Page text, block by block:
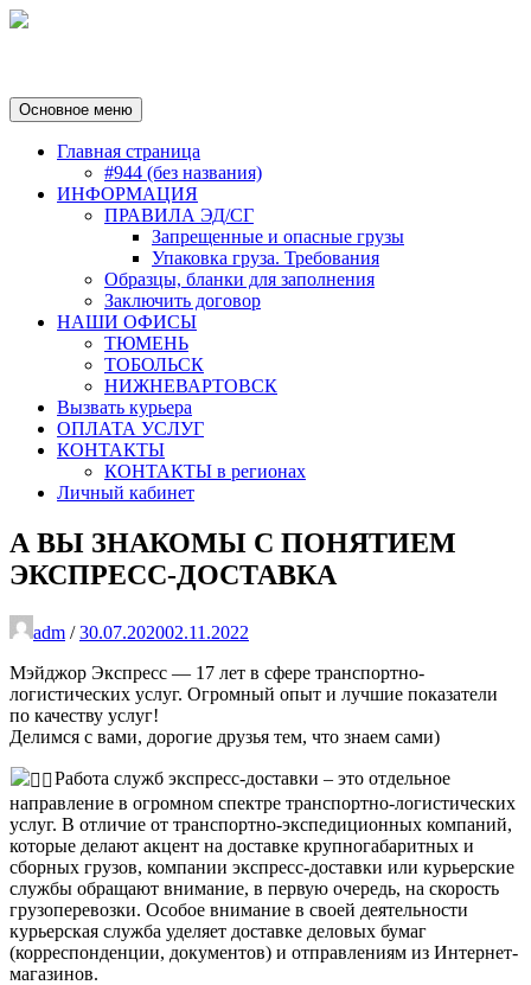
Основное меню
Главная страница
#944 (без названия)
ИНФОРМАЦИЯ
ПРАВИЛА ЭД/СГ
Запрещенные и опасные грузы
Упаковка груза. Требования
Образцы, бланки для заполнения
Заключить договор
НАШИ ОФИСЫ
ТЮМЕНЬ
ТОБОЛЬСК
НИЖНЕВАРТОВСК
Вызвать курьера
ОПЛАТА УСЛУГ
КОНТАКТЫ
КОНТАКТЫ в регионах
Личный кабинет
А ВЫ ЗНАКОМЫ С ПОНЯТИЕМ
ЭКСПРЕСС-ДОСТАВКА
adm / 30.07.202002.11.2022
Мэйджор Экспресс — 17 лет в сфере транспортно-
логистических услуг. Огромный опыт и лучшие показатели
по качеству услуг!
Делимся с вами, дорогие друзья тем, что знаем сами)
Работа служб экспресс-доставки – это отдельное
направление в огромном спектре транспортно-логистических
услуг. В отличие от транспортно-экспедиционных компаний,
которые делают акцент на доставке крупногабаритных и
сборных грузов, компании экспресс-доставки или курьерские
службы обращают внимание, в первую очередь, на скорость
грузоперевозки. Особое внимание в своей деятельности
курьерская служба уделяет доставке деловых бумаг
(корреспонденции, документов) и отправлениям из Интернет-
магазинов.